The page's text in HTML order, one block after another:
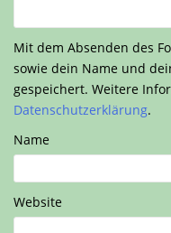
Mit dem Absenden des
sowie dein Name und
gespeichert. Weitere
Datenschutzerklärung.
Name
Website